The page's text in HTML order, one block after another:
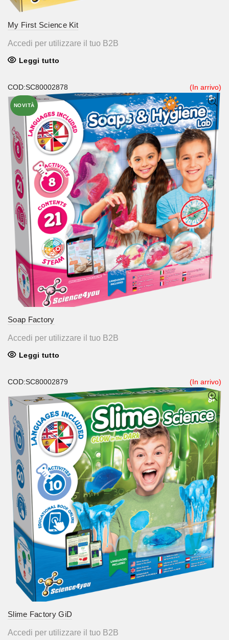
My First Science Kit
Accedi per utilizzare il tuo B2B
Leggi tutto
NOVITÀ
COD:SC80002878 (In arrivo)
Soap Factory
Accedi per utilizzare il tuo B2B
Leggi tutto
COD:SC80002879 (In arrivo)
Slime Factory GiD
Accedi per utilizzare il tuo B2B